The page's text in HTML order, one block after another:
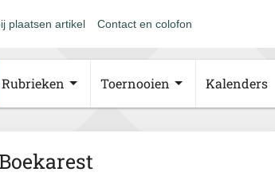
plaatsen artikel Contact en colofon
Rubrieken Toernooien Kalenders